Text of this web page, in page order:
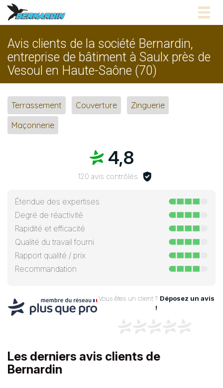
Avis clients de la société Bernardin,
entreprise de bâtiment à Saulx près de
Vesoul en Haute-Saône (70)
Terrassement Couverture
Zinguerie
Maçonnerie
4,8
120 avis contrôlés
Étendue des expertises
Degré de réactivité
Rapidité et efficacité
Qualité du travail fourni
Rapport qualité / prix
Recommandation
Vous êtes un client ? Déposez un avis
!
Les derniers avis clients de
Bernardin